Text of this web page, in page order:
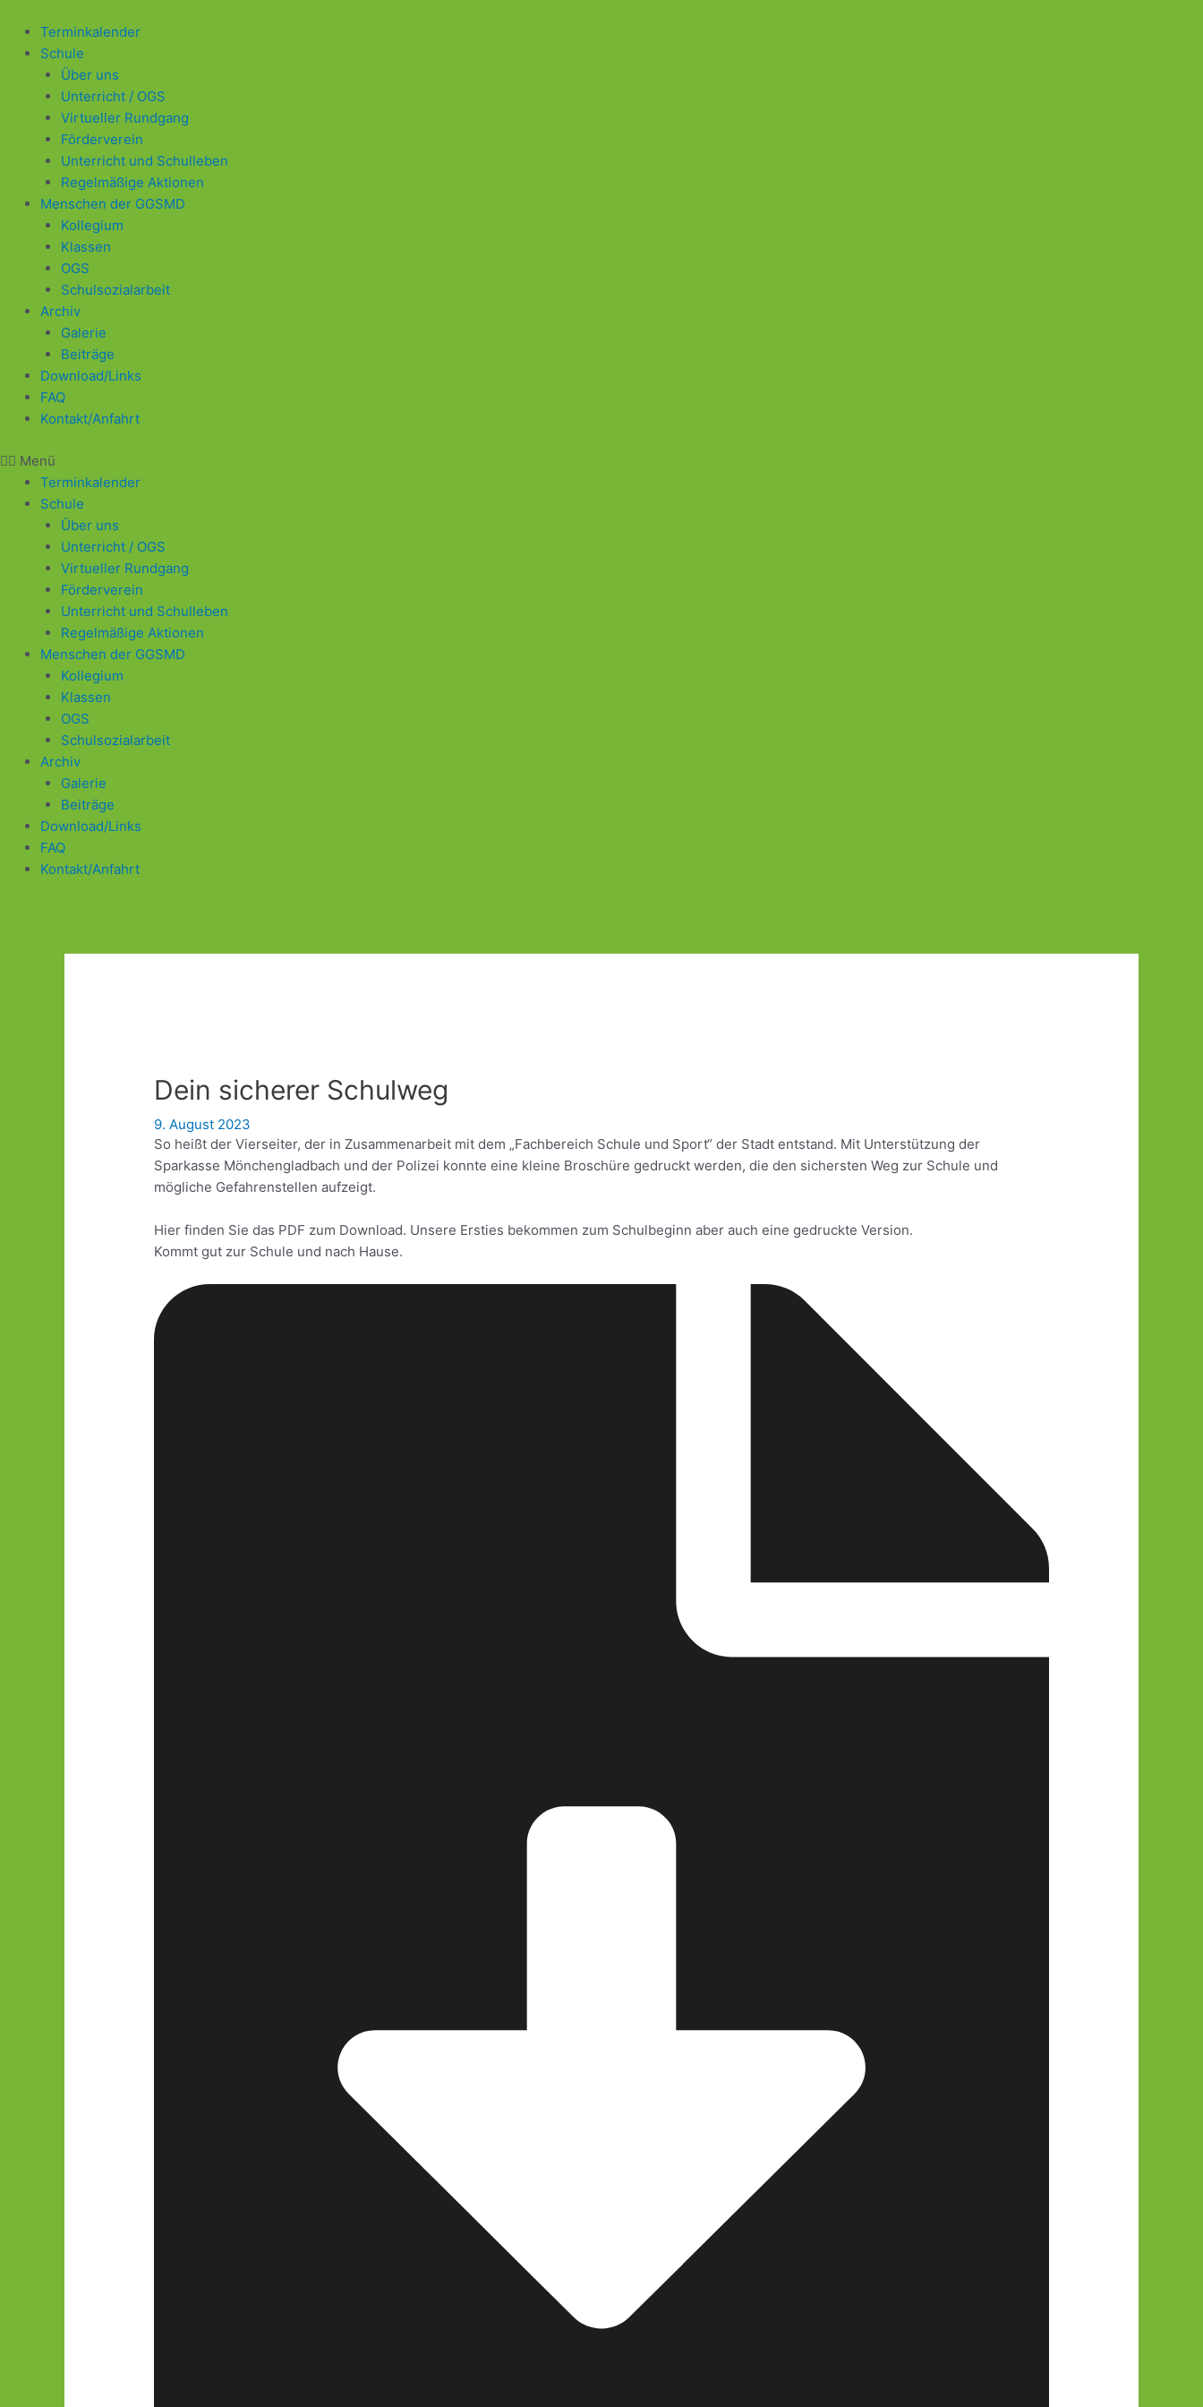
Inhalt
springen
Terminkalender
Schule
Über uns
Unterricht / OGS
Virtueller Rundgang
Förderverein
Unterricht und Schulleben
Regelmäßige Aktionen
Menschen der GGSMD
Kollegium
Klassen
OGS
Schulsozialarbeit
Archiv
Galerie
Beiträge
Download/Links
FAQ
Kontakt/Anfahrt
Menü
Terminkalender
Schule
Über uns
Unterricht / OGS
Virtueller Rundgang
Förderverein
Unterricht und Schulleben
Regelmäßige Aktionen
Menschen der GGSMD
Kollegium
Klassen
OGS
Schulsozialarbeit
Archiv
Galerie
Beiträge
Download/Links
FAQ
Kontakt/Anfahrt
Dein sicherer Schulweg
9. August 2023
So heißt der Vierseiter, der in Zusammenarbeit mit dem „Fachbereich Schule und Sport“ der Stadt entstand. Mit Unterstützung der
Sparkasse Mönchengladbach und der Polizei konnte eine kleine Broschüre gedruckt werden, die den sichersten Weg zur Schule und
mögliche Gefahrenstellen aufzeigt.
Hier finden Sie das PDF zum Download. Unsere Ersties bekommen zum Schulbeginn aber auch eine gedruckte Version.
Kommt gut zur Schule und nach Hause.